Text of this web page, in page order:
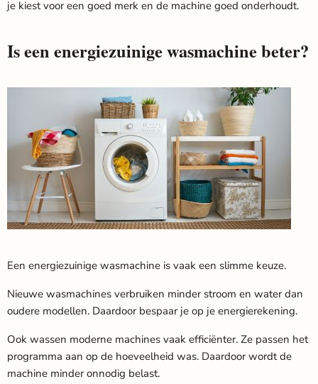
je kiest voor een goed merk en de machine goed onderhoudt.
Is een energiezuinige wasmachine beter?
Een energiezuinige wasmachine is vaak een slimme keuze.
Nieuwe wasmachines verbruiken minder stroom en water dan
oudere modellen. Daardoor bespaar je op je energierekening.
Ook wassen moderne machines vaak efficiënter. Ze passen het
programma aan op de hoeveelheid was. Daardoor wordt de
machine minder onnodig belast.